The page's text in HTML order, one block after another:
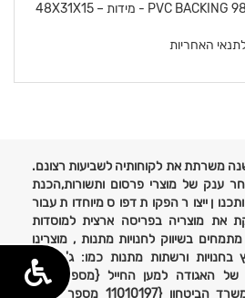
- הרכב הבד פוליאסטר 980 PVC BACKING - מידות – 48X31X15
הדי כבר מעל 35 שנה משרתת את לקוחותיה לשביעות רצונם.
ענק של מוצרי פרסום ותשורות,הכנת
ייצור הפקות דפוס מיוחדות עבור
את מוצריה בפריסה ארצית למוסדות
בשיווק לחנויות מתנות , מוצרינו
ורשתות מתנות כמו: ג'נטלמן,
של האגודה למען החייל {מספר ספק
3003161} וספקים של משרד הביטחון {11010197 מספר ספק}